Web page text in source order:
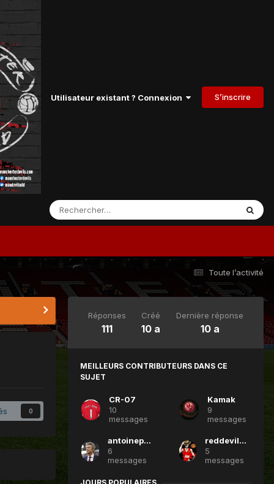
Utilisateur existant ? Connexion S’inscrire
Toute l’activité
0
Réponses
111
Créé
10 a
Dernière réponse
10 a
MEILLEURS CONTRIBUTEURS DANS CE
SUJET
CR-07
10
messages
Kamak
9
messages
antoinepittet
6
messages
reddevils972
5
messages